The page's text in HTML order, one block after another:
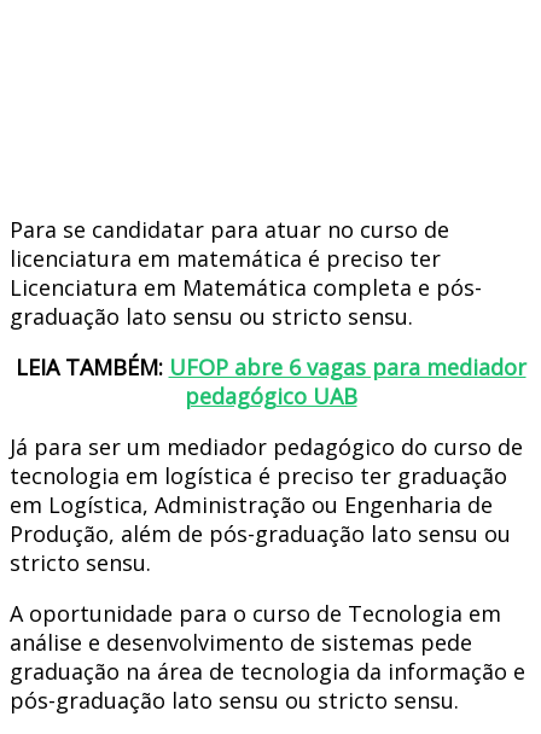
Para se candidatar para atuar no curso de
licenciatura em matemática é preciso ter
Licenciatura em Matemática completa e pós-
graduação lato sensu ou stricto sensu.
LEIA TAMBÉM: UFOP abre 6 vagas para mediador
pedagógico UAB
Já para ser um mediador pedagógico do curso de
tecnologia em logística é preciso ter graduação
em Logística, Administração ou Engenharia de
Produção, além de pós-graduação lato sensu ou
stricto sensu.
A oportunidade para o curso de Tecnologia em
análise e desenvolvimento de sistemas pede
graduação na área de tecnologia da informação e
pós-graduação lato sensu ou stricto sensu.